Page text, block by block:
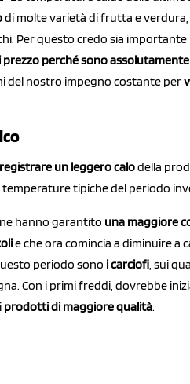
di molte varietà di frutta e
Per questo credo sia importante
perché sono
del nostro impegno costante per
un leggero calodella
tipiche del periodo
hanno garantito una maggiore
e che ora comincia a diminuire a
periodo sono i carciofi, sui
Con i primi freddi, dovrebbe
prodotti di maggiore qualità.